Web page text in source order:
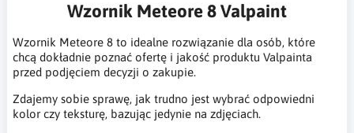
Wzornik Meteore 8 Valpaint
Wzornik Meteore 8 to idealne rozwiązanie dla osób, które
chcą dokładnie poznać ofertę i jakość produktu Valpainta
przed podjęciem decyzji o zakupie.
Zdajemy sobie sprawę, jak trudno jest wybrać odpowiedni
kolor czy teksturę, bazując jedynie na zdjęciach.